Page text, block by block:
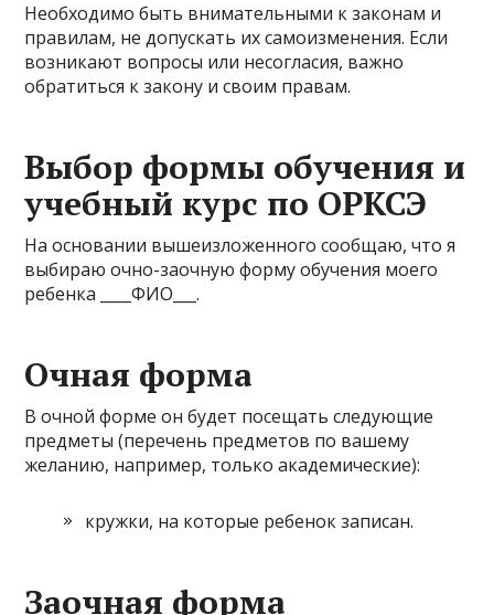
Необходимо быть внимательными к законам и
правилам, не допускать их самоизменения. Если
возникают вопросы или несогласия, важно
обратиться к закону и своим правам.
Выбор формы обучения и
учебный курс по ОРКСЭ
На основании вышеизложенного сообщаю, что я
выбираю очно-заочную форму обучения моего
ребенка ____ФИО___.
Очная форма
В очной форме он будет посещать следующие
предметы (перечень предметов по вашему
желанию, например, только академические):
кружки, на которые ребенок записан.
Заочная форма